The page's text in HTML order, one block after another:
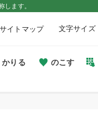
します。
サイトマップ 文字サイズ
かりる のこす